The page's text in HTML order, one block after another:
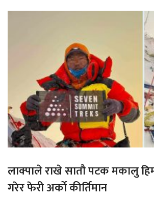
लाक्पाले राखे सातौ पटक मकालु
गरेर फेरी अर्को कीर्तिमान